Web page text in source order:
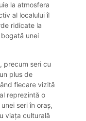
la atmosfera
al localului îl
ridicate la
unei
precum seri cu
plus de
fiecare vizită
reprezintă o
seri în oraș,
viața culturală